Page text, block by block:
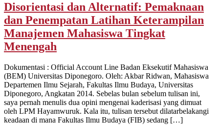
Disorientasi dan Alternatif: Pemaknaan
dan Penempatan Latihan Keterampilan
Manajemen Mahasiswa Tingkat
Menengah
Dokumentasi : Official Account Line Badan Eksekutif Mahasiswa
(BEM) Universitas Diponegoro. Oleh: Akbar Ridwan, Mahasiswa
Departemen Ilmu Sejarah, Fakultas Ilmu Budaya, Universitas
Diponegoro, Angkatan 2014. Sebelas bulan sebelum tulisan ini,
saya pernah menulis dua opini mengenai kaderisasi yang dimuat
oleh LPM Hayamwuruk. Kala itu, tulisan tersebut dilatarbelakangi
keadaan di mana Fakultas Ilmu Budaya (FIB) sedang […]